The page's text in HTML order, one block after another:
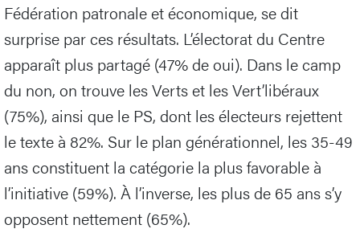
Fédération patronale et économique, se dit
surprise par ces résultats. L’électorat du Centre
apparaît plus partagé (47% de oui). Dans le camp
du non, on trouve les Verts et les Vert’libéraux
(75%), ainsi que le PS, dont les électeurs rejettent
le texte à 82%. Sur le plan générationnel, les 35-49
ans constituent la catégorie la plus favorable à
l’initiative (59%). À l’inverse, les plus de 65 ans s’y
opposent nettement (65%).